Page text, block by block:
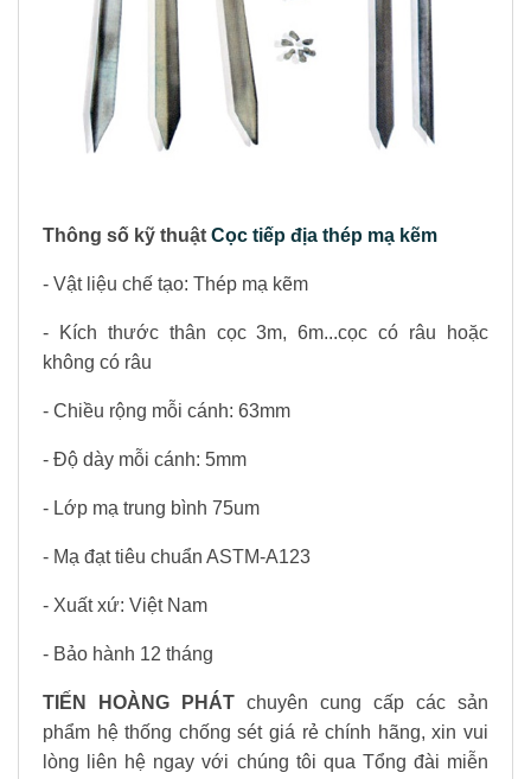
Thông số kỹ thuật Cọc tiếp địa thép mạ kẽm
- Vật liệu chế tạo: Thép mạ kẽm
- Kích thước thân cọc 3m, 6m...cọc có râu hoặc
không có râu
- Chiều rộng mỗi cánh: 63mm
- Độ dày mỗi cánh: 5mm
- Lớp mạ trung bình 75um
- Mạ đạt tiêu chuẩn ASTM-A123
- Xuất xứ: Việt Nam
- Bảo hành 12 tháng
TIẾN HOÀNG PHÁT chuyên cung cấp các sản
phẩm hệ thống chống sét giá rẻ chính hãng, xin vui
lòng liên hệ ngay với chúng tôi qua Tổng đài miễn